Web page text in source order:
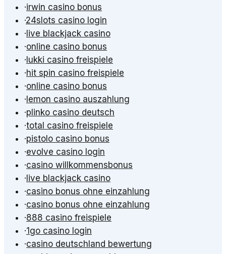
·irwin casino bonus
·24slots casino login
·live blackjack casino
·online casino bonus
·lukki casino freispiele
·hit spin casino freispiele
·online casino bonus
·lemon casino auszahlung
·plinko casino deutsch
·total casino freispiele
·pistolo casino bonus
·evolve casino login
·casino willkommensbonus
·live blackjack casino
·casino bonus ohne einzahlung
·casino bonus ohne einzahlung
·888 casino freispiele
·1go casino login
·casino deutschland bewertung